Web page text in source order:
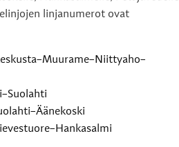
linjanumerot ovat